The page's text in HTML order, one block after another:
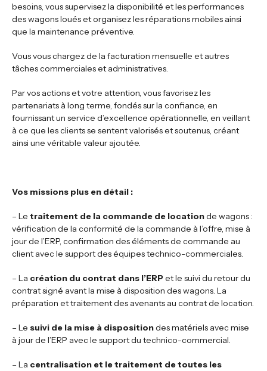
besoins, vous supervisez la disponibilité et les performances
des wagons loués et organisez les réparations mobiles ainsi
que la maintenance préventive.
Vous vous chargez de la facturation mensuelle et autres
tâches commerciales et administratives.
Par vos actions et votre attention, vous favorisez les
partenariats à long terme, fondés sur la confiance, en
fournissant un service d’excellence opérationnelle, en veillant
à ce que les clients se sentent valorisés et soutenus, créant
ainsi une véritable valeur ajoutée.
Vos missions plus en détail :
– Le traitement de la commande de locationde wagons :
vérification de la conformité de la commande à l’offre, mise à
jour de l’ERP, confirmation des éléments de commande au
client avec le support des équipes technico-commerciales.
– La création du contrat dans l’ERPet le suivi du retour du
contrat signé avant la mise à disposition des wagons. La
préparation et traitement des avenants au contrat de location.
– Le suivi de la mise à dispositiondes matériels avec mise
à jour de l’ERP avec le support du technico-commercial.
– La centralisation et le traitement de toutes les